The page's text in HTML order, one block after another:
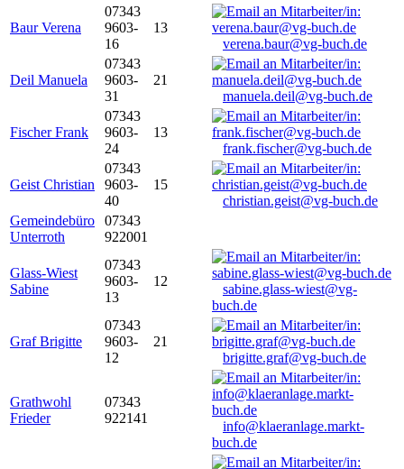
Baur Verena
07343
9603-
16
13
verena.baur@vg-buch.de
Deil Manuela
07343
9603-
31
21
manuela.deil@vg-buch.de
Fischer Frank
07343
9603-
24
13
frank.fischer@vg-buch.de
Geist Christian
07343
9603-
40
15
christian.geist@vg-buch.de
Gemeindebüro
Unterroth
07343
922001
Glass-Wiest
Sabine
07343
9603-
13
12
sabine.glass-wiest@vg-
buch.de
Graf Brigitte
07343
9603-
12
21
brigitte.graf@vg-buch.de
Grathwohl
Frieder
07343
922141
info@klaeranlage.markt-
buch.de